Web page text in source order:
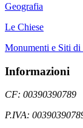
Geografia
Le Chiese
Monumenti e Siti di
Informazioni
CF: 00390390789
P.IVA: